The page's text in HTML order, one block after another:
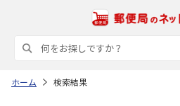
ホーム 検索結果